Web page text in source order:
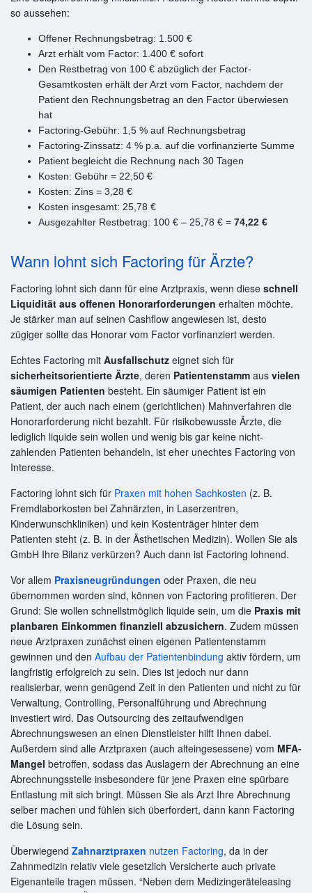
so aussehen:
Offener Rechnungsbetrag: 1.500 €
Arzt erhält vom Factor: 1.400 € sofort
Den Restbetrag von 100 € abzüglich der Factor-
Gesamtkosten erhält der Arzt vom Factor, nachdem der
Patient den Rechnungsbetrag an den Factor überwiesen
hat
Factoring-Gebühr: 1,5 % auf Rechnungsbetrag
Factoring-Zinssatz: 4 % p.a. auf die vorfinanzierte Summe
Patient begleicht die Rechnung nach 30 Tagen
Kosten: Gebühr = 22,50 €
Kosten: Zins = 3,28 €
Kosten insgesamt: 25,78 €
Ausgezahlter Restbetrag: 100 € – 25,78 € = 74,22 €
Wann lohnt sich Factoring für Ärzte?
Factoring lohnt sich dann für eine Arztpraxis, wenn diese schnell
Liquidität aus offenen Honorarforderungen erhalten möchte.
Je stärker man auf seinen Cashflow angewiesen ist, desto
zügiger sollte das Honorar vom Factor vorfinanziert werden.
Echtes Factoring mit Ausfallschutz eignet sich für
sicherheitsorientierte Ärzte, deren Patientenstamm aus vielen
säumigen Patienten besteht. Ein säumiger Patient ist ein
Patient, der auch nach einem (gerichtlichen) Mahnverfahren die
Honorarforderung nicht bezahlt. Für risikobewusste Ärzte, die
lediglich liquide sein wollen und wenig bis gar keine nicht-
zahlenden Patienten behandeln, ist eher unechtes Factoring von
Interesse.
Factoring lohnt sich für Praxen mit hohen Sachkosten (z. B.
Fremdlaborkosten bei Zahnärzten, in Laserzentren,
Kinderwunschkliniken) und kein Kostenträger hinter dem
Patienten steht (z. B. in der Ästhetischen Medizin). Wollen Sie als
GmbH Ihre Bilanz verkürzen? Auch dann ist Factoring lohnend.
Vor allem Praxisneugründungen oder Praxen, die neu
übernommen worden sind, können von Factoring profitieren. Der
Grund: Sie wollen schnellstmöglich liquide sein, um die Praxis mit
planbaren Einkommen finanziell abzusichern. Zudem müssen
neue Arztpraxen zunächst einen eigenen Patientenstamm
gewinnen und den Aufbau der Patientenbindung aktiv fördern, um
langfristig erfolgreich zu sein. Dies ist jedoch nur dann
realisierbar, wenn genügend Zeit in den Patienten und nicht zu für
Verwaltung, Controlling, Personalführung und Abrechnung
investiert wird. Das Outsourcing des zeitaufwendigen
Abrechnungswesen an einen Dienstleister hilft Ihnen dabei.
Außerdem sind alle Arztpraxen (auch alteingesessene) vom MFA-
Mangel betroffen, sodass das Auslagern der Abrechnung an eine
Abrechnungsstelle insbesondere für jene Praxen eine spürbare
Entlastung mit sich bringt. Müssen Sie als Arzt Ihre Abrechnung
selber machen und fühlen sich überfordert, dann kann Factoring
die Lösung sein.
Überwiegend Zahnarztpraxen nutzen Factoring, da in der
Zahnmedizin relativ viele gesetzlich Versicherte auch private
Eigenanteile tragen müssen. “Neben dem Medizingeräteleasing